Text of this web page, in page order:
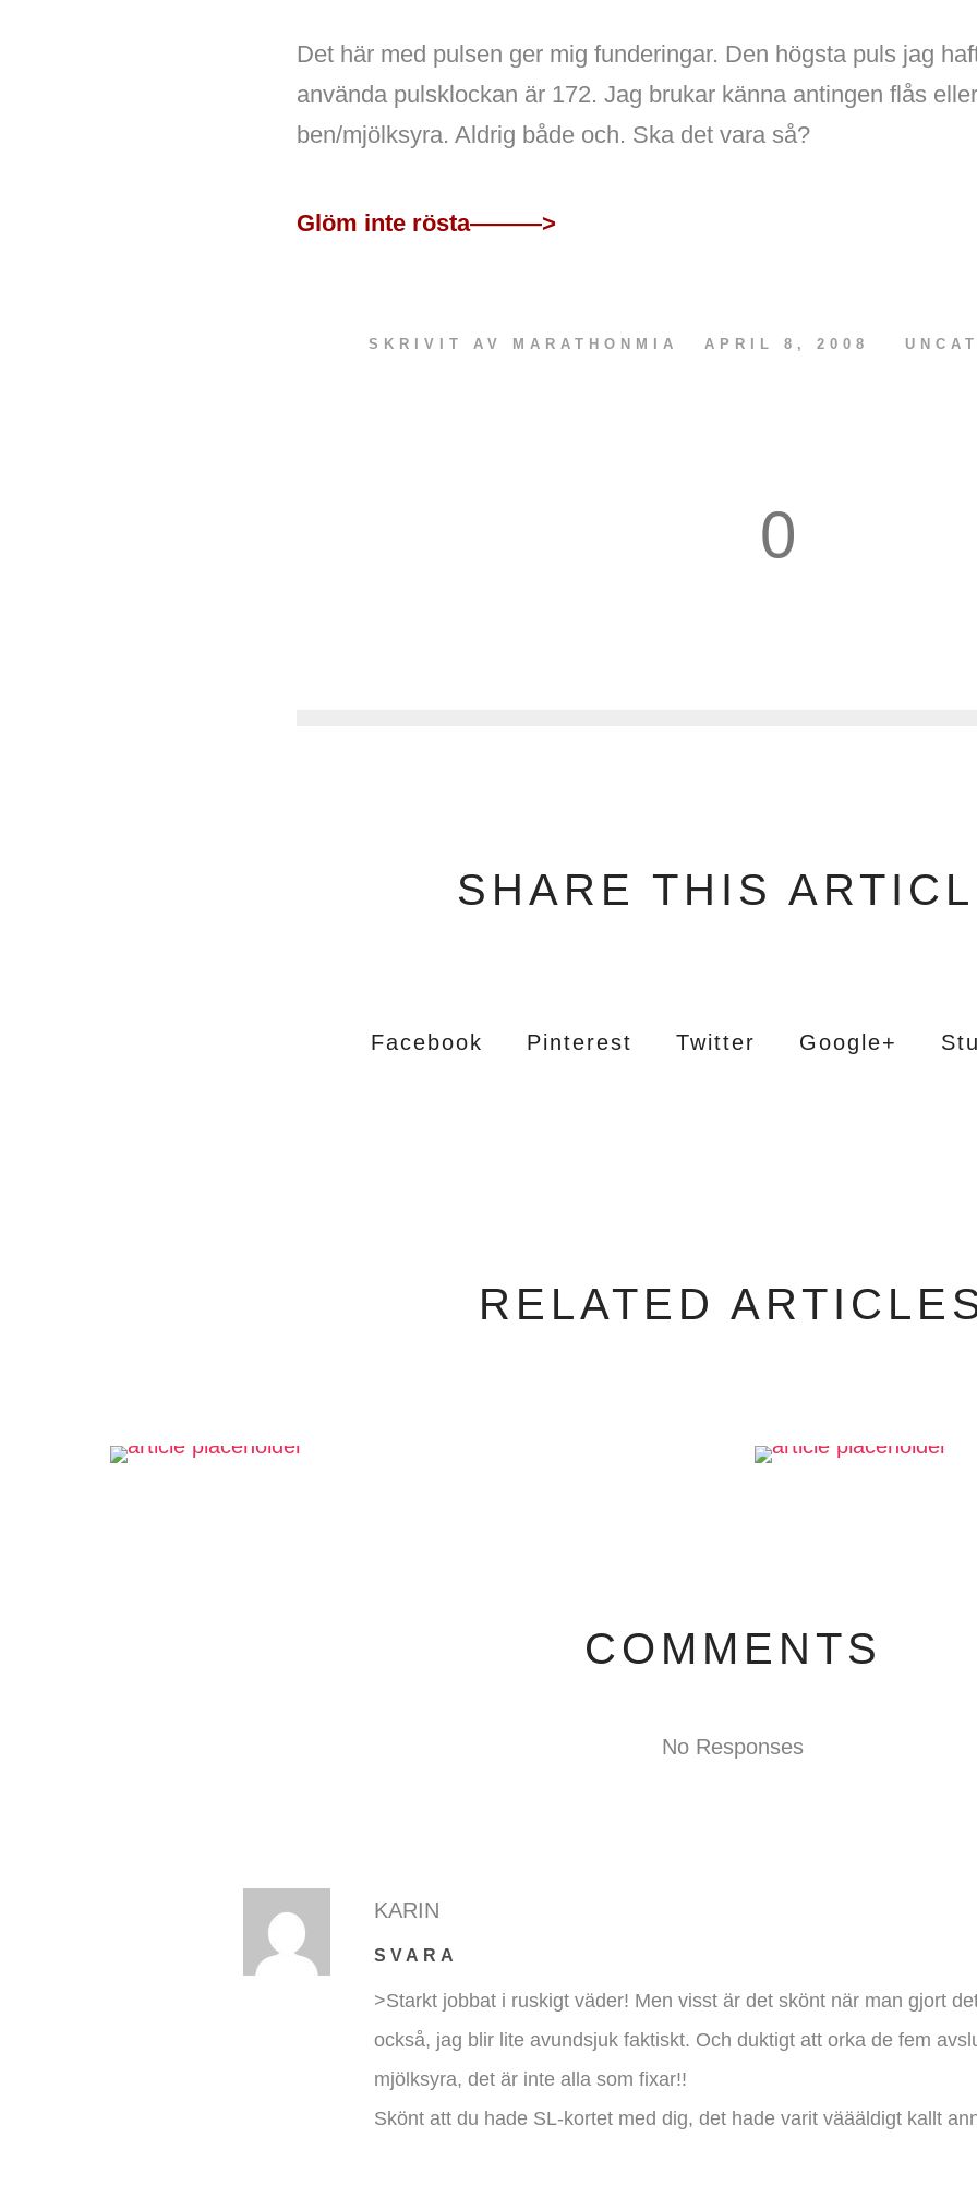
Det här med pulsen ger mig funderingar. Den högsta puls jag
använda pulsklockan är 172. Jag brukar känna antingen flås
ben/mjölksyra. Aldrig både och. Ska det vara så?
Glöm inte rösta———>
SKRIVIT AV MARATHONMIA APRIL 8, 2008
0
SHARE THIS
Facebook Pinterest Twitter Google+
RELATED
COMMENTS
No Responses
KARIN
SVARA
>Starkt jobbat i ruskigt väder! Men visst är det skönt när man gjort
också, jag blir lite avundsjuk faktiskt. Och duktigt att orka de fem
mjölksyra, det är inte alla som fixar!!
Skönt att du hade SL-kortet med dig, det hade varit väääldigt kallt